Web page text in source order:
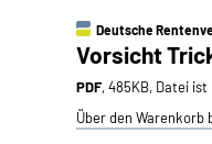
Deutsche
Vorsicht
PDF, 485KB, Datei
Über den Warenkorb